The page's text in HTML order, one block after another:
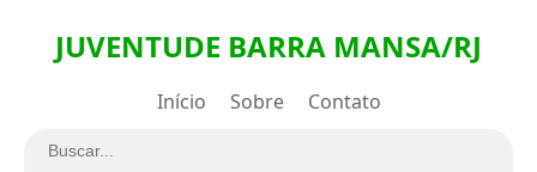
JUVENTUDE BARRA MANSA/RJ
Início Sobre Contato